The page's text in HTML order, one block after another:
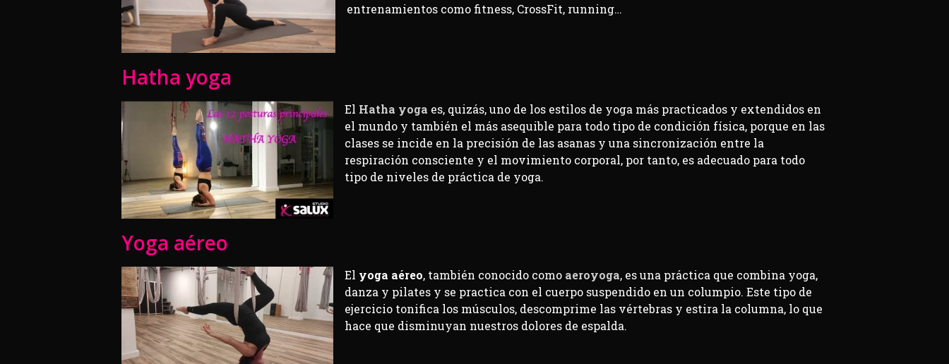
entrenamientos como fitness, CrossFit, running…
Hatha yoga
El Hatha yoga es, quizás, uno de los estilos de yoga más practicados y extendidos en
el mundo y también el más asequible para todo tipo de condición física, porque en las
clases se incide en la precisión de las asanas y una sincronización entre la
respiración consciente y el movimiento corporal, por tanto, es adecuado para todo
tipo de niveles de práctica de yoga.
Yoga aéreo
El yoga aéreo, también conocido como aeroyoga, es una práctica que combina yoga,
danza y pilates y se practica con el cuerpo suspendido en un columpio. Este tipo de
ejercicio tonifica los músculos, descomprime las vértebras y estira la columna, lo que
hace que disminuyan nuestros dolores de espalda.